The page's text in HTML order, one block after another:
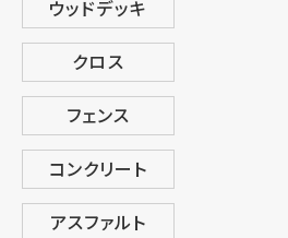
ウッドデッキ
クロス
フェンス
コンクリート
アスファルト